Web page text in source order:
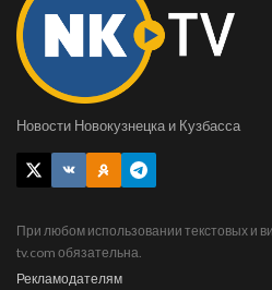
Новости Новокузнецка и Кузбасса
При любом использовании текстовых и
tv.com обязательна.
Рекламодателям